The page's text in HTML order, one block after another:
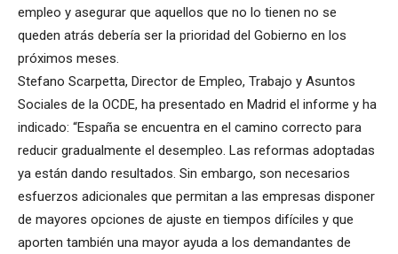
empleo y asegurar que aquellos que no lo tienen no se
queden atrás debería ser la prioridad del Gobierno en los
próximos meses.
Stefano Scarpetta, Director de Empleo, Trabajo y Asuntos
Sociales de la OCDE, ha presentado en Madrid el informe y ha
indicado: “España se encuentra en el camino correcto para
reducir gradualmente el desempleo. Las reformas adoptadas
ya están dando resultados. Sin embargo, son necesarios
esfuerzos adicionales que permitan a las empresas disponer
de mayores opciones de ajuste en tiempos difíciles y que
aporten también una mayor ayuda a los demandantes de